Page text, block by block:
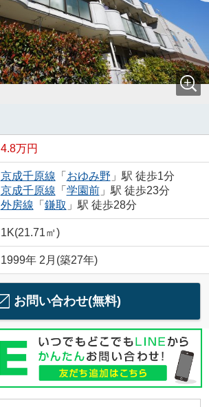
4.8万円
京成千原線 「 おゆみ野 」駅 徒歩1分
京成千原線 「 学園前」駅 徒歩23分
外房線 「 鎌取 」駅 徒歩28分
1K(21.71㎡)
1999年 2月(築27年)
お問い合わせ(無料)